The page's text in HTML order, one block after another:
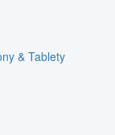
& Tablety